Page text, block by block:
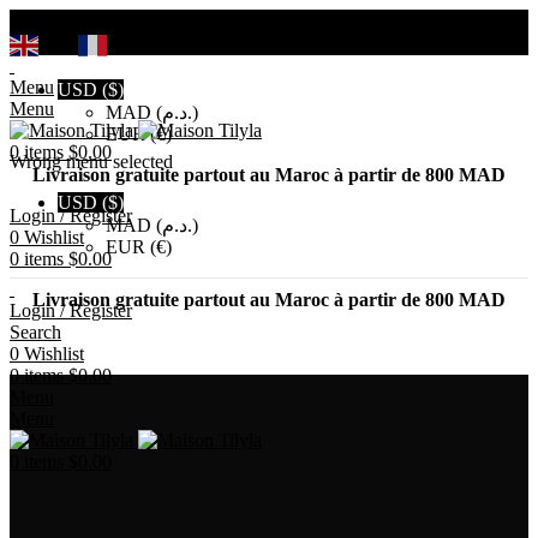
USD ($)
MAD (د.م.)
EUR (€)
Livraison gratuite partout au Maroc à partir de 800 MAD
Login / Register
0 Wishlist
0 items $0.00
Livraison gratuite partout au Maroc à partir de 800 MAD
Menu
Menu
0items $0.00
Wrong menu selected
USD ($)
MAD (د.م.)
EUR (€)
Login / Register
Search
0 Wishlist
0items $0.00